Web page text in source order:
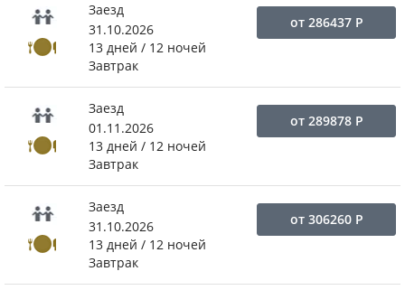
Заезд
31.10.2026
13 дней / 12 ночей
Завтрак
от 286437Р
Заезд
01.11.2026
13 дней / 12 ночей
Завтрак
от 289878Р
Заезд
31.10.2026
13 дней / 12 ночей
Завтрак
от 306260Р